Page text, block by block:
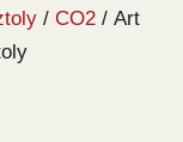
/ CO2 / Art